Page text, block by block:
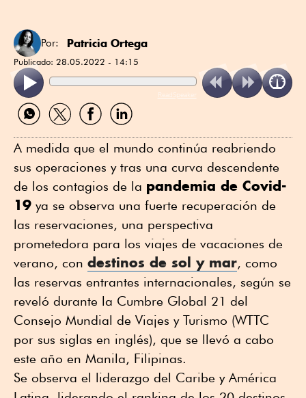
Por: Patricia Ortega
Publicado: 28.05.2022 - 14:15
ReadSpeaker
Compartir
por
Compartir
por
Compartir
por
Compartir
por
A medida que el mundo continúa reabriendo
sus operaciones y tras una curva descendente
de los contagios de la pandemia de Covid-
19 ya se observa una fuerte recuperación de
las reservaciones, una perspectiva
prometedora para los viajes de vacaciones de
verano, con destinos de sol y mar, como
las reservas entrantes internacionales, según se
reveló durante la Cumbre Global 21 del
Consejo Mundial de Viajes y Turismo (WTTC
por sus siglas en inglés), que se llevó a cabo
este año en Manila, Filipinas.
Se observa el liderazgo del Caribe y América